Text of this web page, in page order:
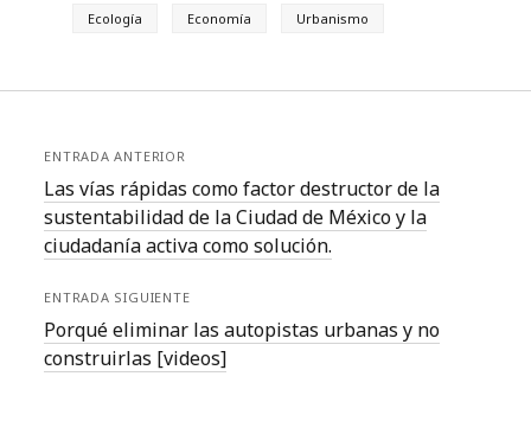
Ecología
Economía Urbanismo
ENTRADA ANTERIOR
Las vías rápidas como factor destructor de la
sustentabilidad de la Ciudad de México y la
ciudadanía activa como solución.
ENTRADA SIGUIENTE
Porqué eliminar las autopistas urbanas y no
construirlas [videos]